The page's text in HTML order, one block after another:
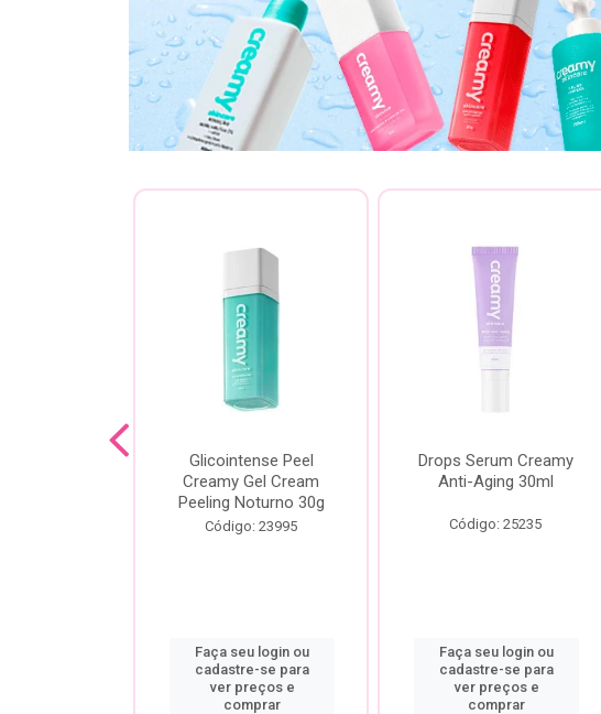
Glicointense Peel
Creamy Gel Cream
Peeling Noturno 30g
Código: 23995
Faça seu login ou
cadastre-se para
ver preços e
comprar
Drops Serum Creamy
Anti-Aging 30ml
Código: 25235
Faça seu login ou
cadastre-se para
ver preços e
comprar